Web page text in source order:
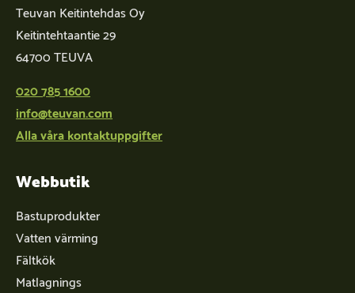
Teuvan Keitintehdas Oy
Keitintehtaantie 29
64700 TEUVA
020 785 1600
info@teuvan.com
Alla våra kontaktuppgifter
Webbutik
Bastuprodukter
Vatten värming
Fältkök
Matlagnings